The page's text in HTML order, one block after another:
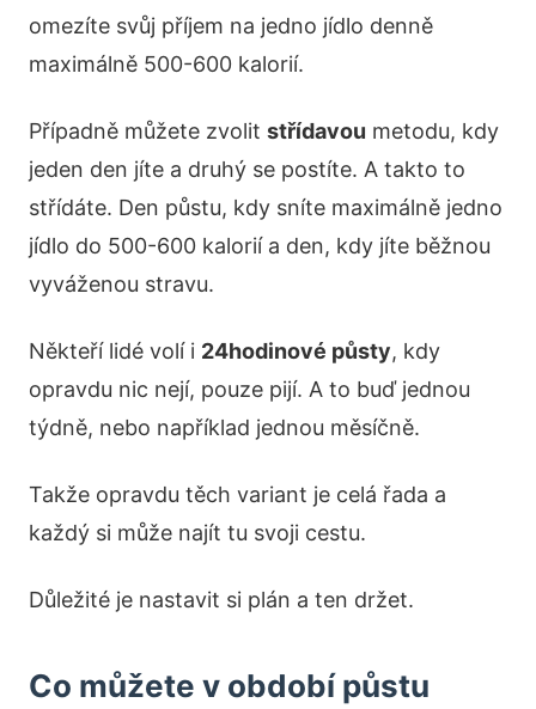
omezíte svůj příjem na jedno jídlo denně
maximálně 500-600 kalorií.
Případně můžete zvolit střídavou metodu, kdy
jeden den jíte a druhý se postíte. A takto to
střídáte. Den půstu, kdy sníte maximálně jedno
jídlo do 500-600 kalorií a den, kdy jíte běžnou
vyváženou stravu.
Někteří lidé volí i 24hodinové půsty, kdy
opravdu nic nejí, pouze pijí. A to buď jednou
týdně, nebo například jednou měsíčně.
Takže opravdu těch variant je celá řada a
každý si může najít tu svoji cestu.
Důležité je nastavit si plán a ten držet.
Co můžete v období půstu